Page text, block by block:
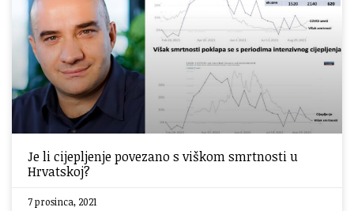
Je li cijepljenje povezano s viškom smrtnosti u
Hrvatskoj?
7 prosinca, 2021